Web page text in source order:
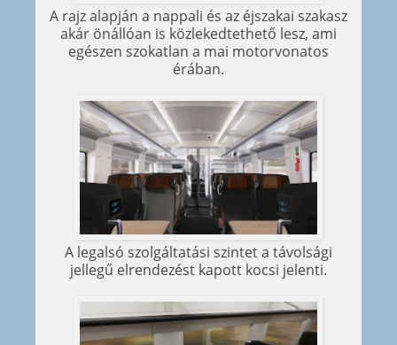
A rajz alapján a nappali és az éjszakai szakasz
akár önállóan is közlekedtethető lesz, ami
egészen szokatlan a mai motorvonatos
érában.
A legalsó szolgáltatási szintet a távolsági
jellegű elrendezést kapott kocsi jelenti.